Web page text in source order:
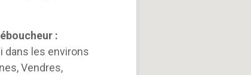
:
dans les environs
Vendres,